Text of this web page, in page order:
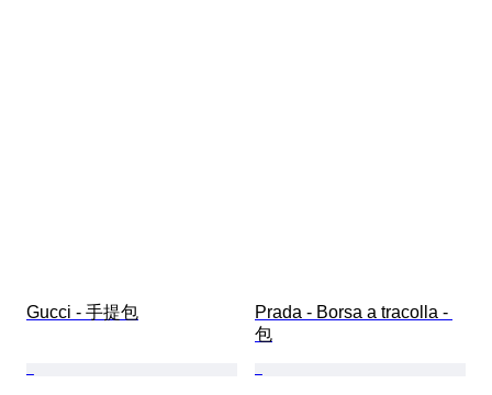
Gucci - 手提包
Prada - Borsa a tracolla -
包